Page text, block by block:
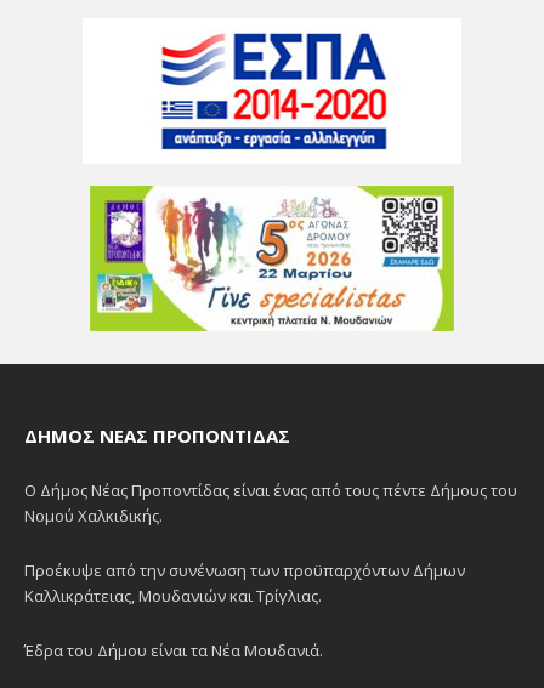
ΔΉΜΟΣ ΝΈΑΣ ΠΡΟΠΟΝΤΊΔΑΣ
Ο Δήμος Νέας Προποντίδας είναι ένας από τους πέντε Δήμους του
Νομού Χαλκιδικής.
Προέκυψε από την συνένωση των προϋπαρχόντων Δήμων
Καλλικράτειας, Μουδανιών και Τρίγλιας.
Έδρα του Δήμου είναι τα Νέα Μουδανιά.